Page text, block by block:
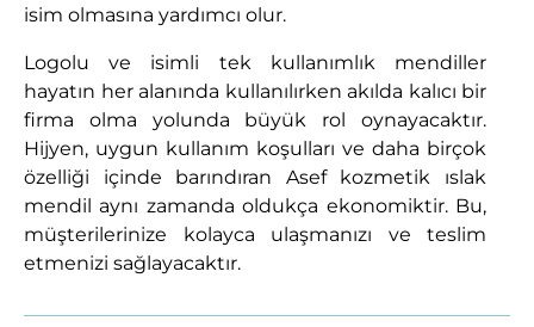
isim olmasına yardımcı olur.
Logolu ve isimli tek kullanımlık mendiller
hayatın her alanında kullanılırken akılda kalıcı bir
firma olma yolunda büyük rol oynayacaktır.
Hijyen, uygun kullanım koşulları ve daha birçok
özelliği içinde barındıran Asef kozmetik ıslak
mendil aynı zamanda oldukça ekonomiktir. Bu,
müşterilerinize kolayca ulaşmanızı ve teslim
etmenizi sağlayacaktır.